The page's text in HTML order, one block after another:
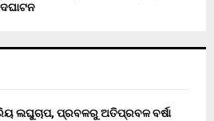
ଲଘୁଚାପ, ପ୍ରବଳରୁ ଅତିପ୍ରବଳ ବର୍ଷା